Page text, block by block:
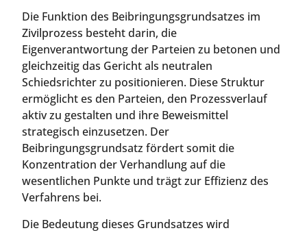
Die Funktion des Beibringungsgrundsatzes im
Zivilprozess besteht darin, die
Eigenverantwortung der Parteien zu betonen und
gleichzeitig das Gericht als neutralen
Schiedsrichter zu positionieren. Diese Struktur
ermöglicht es den Parteien, den Prozessverlauf
aktiv zu gestalten und ihre Beweismittel
strategisch einzusetzen. Der
Beibringungsgrundsatz fördert somit die
Konzentration der Verhandlung auf die
wesentlichen Punkte und trägt zur Effizienz des
Verfahrens bei.
Die Bedeutung dieses Grundsatzes wird